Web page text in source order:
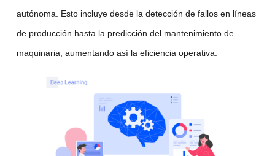
autónoma. Esto incluye desde la detección de fallos en líneas
de producción hasta la predicción del mantenimiento de
maquinaria, aumentando así la eficiencia operativa.